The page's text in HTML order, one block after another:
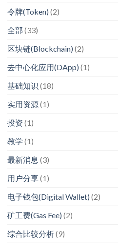
令牌(Token) (2)
全部 (33)
区块链(Blockchain) (2)
去中心化应用(DApp) (1)
基础知识 (18)
实用资源(1)
投资 (1)
教学 (1)
最新消息 (3)
用户分享(1)
电子钱包(Digital Wallet) (2)
矿工费(Gas Fee) (2)
综合比较分析(9)